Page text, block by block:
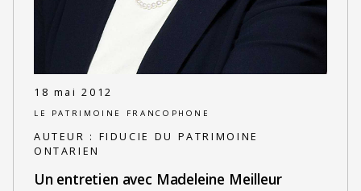
18 mai 2012
LE PATRIMOINE FRANCOPHONE
AUTEUR : FIDUCIE DU PATRIMOINE
ONTARIEN
Un entretien avec Madeleine Meilleur